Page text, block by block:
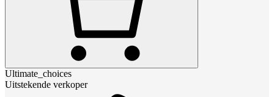
Ultimate_choices
Uitstekende verkoper